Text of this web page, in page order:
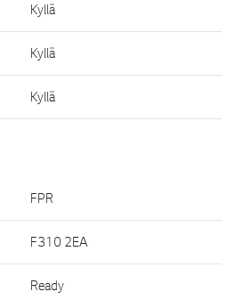
Kyllä
Kyllä
Kyllä
FPR
F310 2EA
Ready